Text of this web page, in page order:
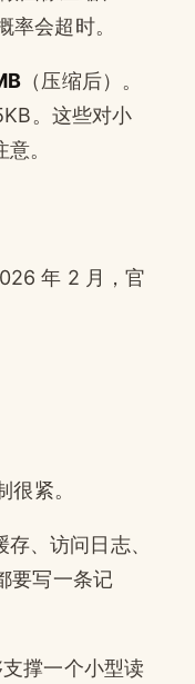
会超时。
（压缩后）。
。这些对小
。
年 2 月，官
紧。
、访问日志、
要写一条记
撑一个小型读